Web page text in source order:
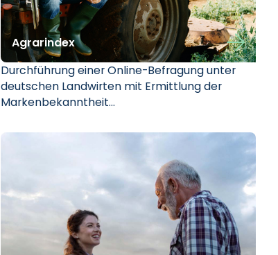
Agrarindex
Durchführung einer Online-Befragung unter
deutschen Landwirten mit Ermittlung der
Markenbekanntheit…